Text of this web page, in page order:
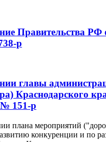
Правительства РФ
р
главы
Краснодарского
№ 151-р
плана мероприятий
конкуренции и по